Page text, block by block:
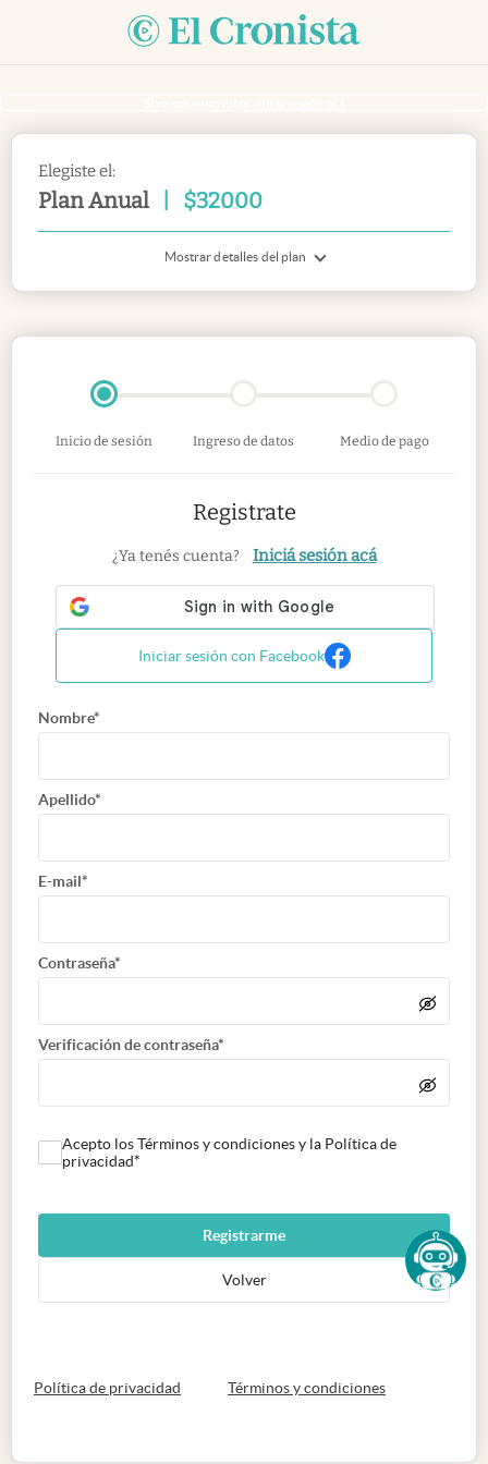
Elegiste el:
Plan Anual $32000
Mostrar detalles del plan
Inicio de sesión Ingreso de datos Medio de pago
Registrate
¿Ya tenés cuenta? Iniciá sesión acá
Iniciar sesión con Facebook
Nombre*
Apellido*
E-mail*
Contraseña*
Verificación de contraseña*
Acepto los Términos y condiciones y la Política de
privacidad*
Registrarme
Volver
Política de privacidad abre en nueva pestaña
Términos y condicionesabre en nueva